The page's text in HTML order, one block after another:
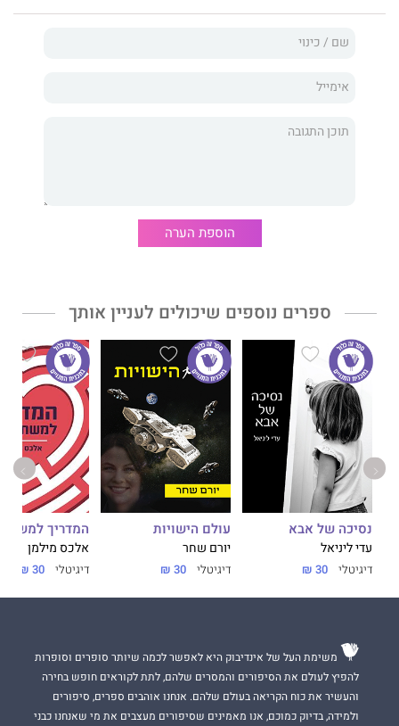
ואליום. תוך שבוע אחד החיים הכפולים שבנתה לעצמה קורסים, והיא
מוצאת את עצמה מאושפזת בבית החולים הפסיכיאטרי כרם מנחם
בירושלים. היא הייתה מוכנה לוותר על הכול: על העבודה במועדון
הכי טובה עדן, רק לא על אהבת האמת הראשונה שלה, כדורי ההרגעה.
הוספת הערה
ספרים נוספים שיכולים לעניין אותך
נסיכה של אבא
עדי ליניאל
דיגיטלי 30 ₪
עולם הישויות
יורם שחר
דיגיטלי 30 ₪
המדריך
אלכס מילמן
דיגיטלי 30 ₪
משימת העל של אינדיבוק היא לאפשר לכמה שיותר סופרים וסופרות
להפיץ לעולם את הסיפורים והמסרים שלהם, לתת לקוראים חופש בחירה
והעשיר את כוח הקריאה בעולם שלהם. אנחנו אוהבים ספרים, סיפורים
ולמידה, בדיוק כמוכם, אנו מאמינים שסיפורים מעצבים את מי שאנחנו כבני